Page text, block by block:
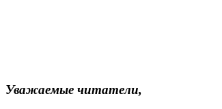
Уважаемые читатели,